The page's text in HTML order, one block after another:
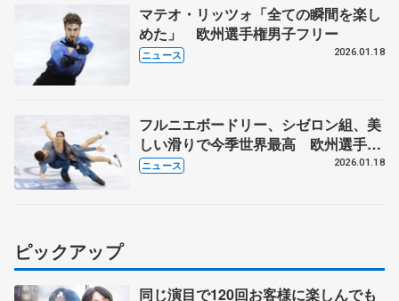
マテオ・リッツォ「全ての瞬間を楽し
めた」 欧州選手権男子フリー
ニュース 2026.01.18
フルニエボードリー、シゼロン組、美
しい滑りで今季世界最高 欧州選手権
アイスダンス・フリー
ニュース 2026.01.18
ピックアップ
同じ演目で120回お客様に楽しんでも